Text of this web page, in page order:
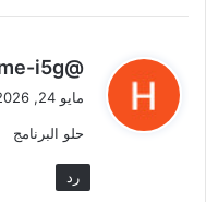
ي
ل
@HaiderAltmeme-i5g
مايو 24, 2026 الساعة 6:09 م
حلو البرنامج
رد